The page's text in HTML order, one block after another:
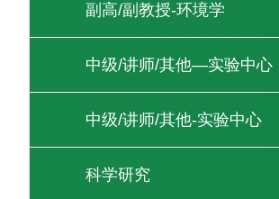
副高/副教授-环境学
中级/讲师/其他—实验中心
中级/讲师/其他-实验中心
科学研究